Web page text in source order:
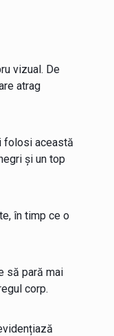
vizual. De
atrag
folosi această
și un top
în timp ce o
să pară mai
corp.